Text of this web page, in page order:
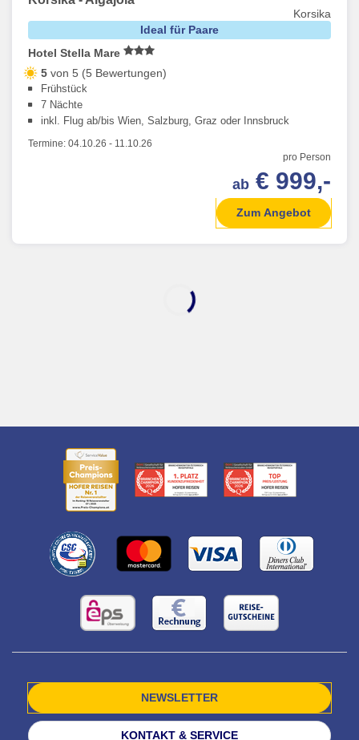
Korsika
Ideal für Paare
Hotel Stella Mare
5 von 5 (5 Bewertungen)
Frühstück
7 Nächte
inkl. Flug ab/bis Wien, Salzburg, Graz oder Innsbruck
Termine: 04.10.26 - 11.10.26
pro Person
ab € 999,-
Zum Angebot
NEWSLETTER
KONTAKT & SERVICE